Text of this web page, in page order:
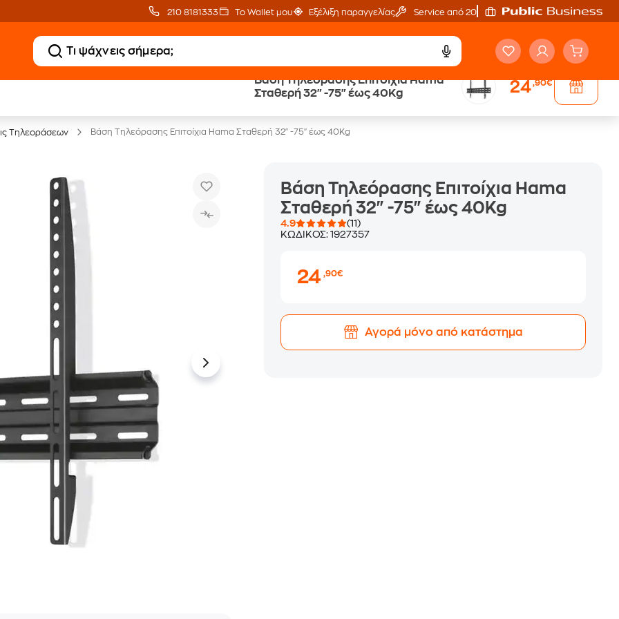
210 8181333 Το Wallet μου Εξέλιξη παραγγελίας Service από 20'
Βάση Τηλεόρασης Επιτοίχια Hama
Σταθερή 32" -75" έως 40Kg
24,90€
Εγγύηση Άτοκες Δόσεις
Τηλεοράσεων Βάση Τηλεόρασης Επιτοίχια Hama Σταθερή 32" -75" έως 40Kg
Βάση Τηλεόρασης Επιτοίχια Hama
Σταθερή 32" -75" έως 40Kg
4.9
(11)
ΚΩΔΙΚΟΣ:1927357
24,90€
Αγορά μόνο από κατάστημα